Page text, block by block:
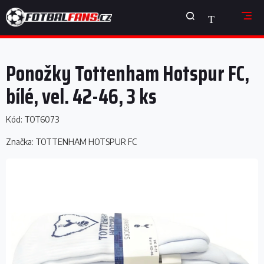
na
obsah
NÁKUPNÍ
KOŠÍK
Ponožky Tottenham Hotspur FC,
bílé, vel. 42-46, 3 ks
Kód: TOT6073
Značka: TOTTENHAM HOTSPUR FC